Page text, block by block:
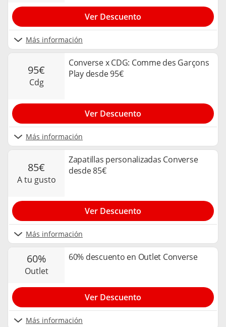
Más información
Ver Descuento
95€
cdg
Converse x CDG: Comme des Garçons
Play desde 95€
Más información
Ver Descuento
85€
a tu gusto
Zapatillas personalizadas Converse
desde 85€
Más información
Ver Descuento
60%
outlet
60% descuento en Outlet Converse
Más información
Ver Descuento